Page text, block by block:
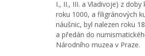
I., II., III. a Vladivoje) z doby
roku 1000, a filigránových
náušnic, byl nalezen roku
a předán do
Národního muzea v Praze.